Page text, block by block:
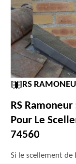
RS
RS
Pour Le
74560
Si le scellement